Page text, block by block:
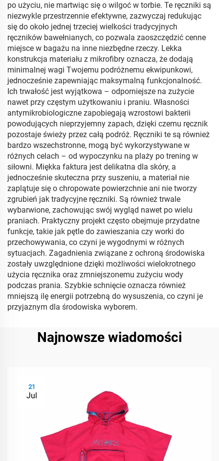
po użyciu, nie martwiąc się o wilgoć w torbie. Te ręczniki są
niezwykle przestrzennie efektywne, zazwyczaj redukując
się do około jednej trzeciej wielkości tradycyjnych
ręczników bawełnianych, co pozwala zaoszczędzić cenne
miejsce w bagażu na inne niezbędne rzeczy. Lekka
konstrukcja materiału z mikrofibry oznacza, że dodają
minimalnej wagi Twojemu podróżnemu ekwipunkowi,
jednocześnie zapewniając maksymalną funkcjonalność.
Ich trwałość jest wyjątkowa – odporniejsze na zużycie
nawet przy częstym użytkowaniu i praniu. Własności
antymikrobiologiczne zapobiegają wzrostowi bakterii
powodujących nieprzyjemny zapach, dzięki czemu ręcznik
pozostaje świeży przez całą podróż. Ręczniki te są również
bardzo wszechstronne, mogą być wykorzystywane w
różnych celach – od wypoczynku na plaży po trening w
siłowni. Miękka faktura jest delikatna dla skóry, a
jednocześnie skuteczna przy suszeniu, a materiał nie
zaplątuje się o chropowate powierzchnie ani nie tworzy
zgrubień jak tradycyjne ręczniki. Są również trwale
wybarwione, zachowując swój wygląd nawet po wielu
praniach. Praktyczny projekt często obejmuje przydatne
funkcje, takie jak pętle do zawieszania czy worki do
przechowywania, co czyni je wygodnymi w różnych
sytuacjach. Zagadnienia związane z ochroną środowiska
zostały uwzględnione dzięki możliwości wielokrotnego
użycia ręcznika oraz zmniejszonemu zużyciu wody
podczas prania. Szybkie schnięcie oznacza również
mniejszą ilę energii potrzebną do wysuszenia, co czyni je
przyjaznym dla środowiska wyborem.
Najnowsze wiadomości
21
Jul